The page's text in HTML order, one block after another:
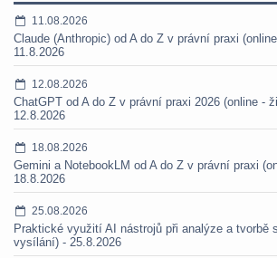
11.08.2026
Claude (Anthropic) od A do Z v právní praxi
11.8.2026
12.08.2026
ChatGPT od A do Z v právní praxi 2026 (online -
12.8.2026
18.08.2026
Gemini a NotebookLM od A do Z v právní praxi
18.8.2026
25.08.2026
Praktické využití AI nástrojů při analýze a tvorbě
vysílání) - 25.8.2026